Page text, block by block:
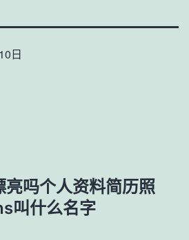
日
吗个人资料简历照
叫什么名字